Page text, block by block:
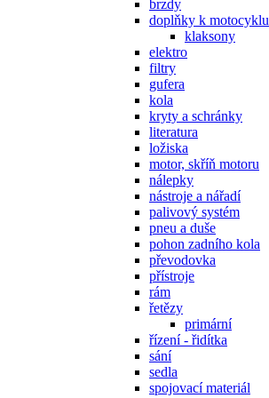
brzdy
doplňky k motocyklu
klaksony
elektro
filtry
gufera
kola
kryty a schránky
literatura
ložiska
motor, skříň motoru
nálepky
nástroje a nářadí
palivový systém
pneu a duše
pohon zadního kola
převodovka
přístroje
rám
řetězy
primární
řízení - řidítka
sání
sedla
spojovací materiál